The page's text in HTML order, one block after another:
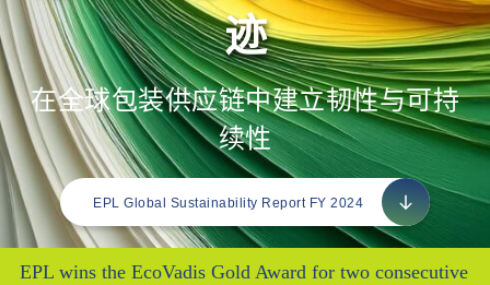
EcoVadis Gold Award for two consecutive years - 2023
迹
在全球包装供应链中建立韧性与可持
续性
EPL Global Sustainability Report FY 2024